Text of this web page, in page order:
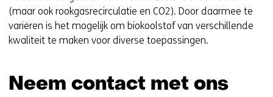
(maar ook rookgasrecirculatie en CO2). Door daarmee te
variëren is het mogelijk om biokoolstof van verschillende
kwaliteit te maken voor diverse toepassingen.
Neem contact met ons